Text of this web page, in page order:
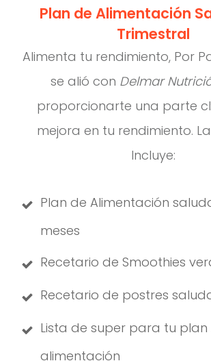
Plan de Alimentación
Trimestral
Alimenta tu rendimiento, Por
se alió con Delmar
proporcionarte una parte
mejora en tu rendimiento.
Incluye:
Plan de Alimentación
meses
Recetario de Smoothies
Recetario de postres
Lista de super para tu plan
alimentación